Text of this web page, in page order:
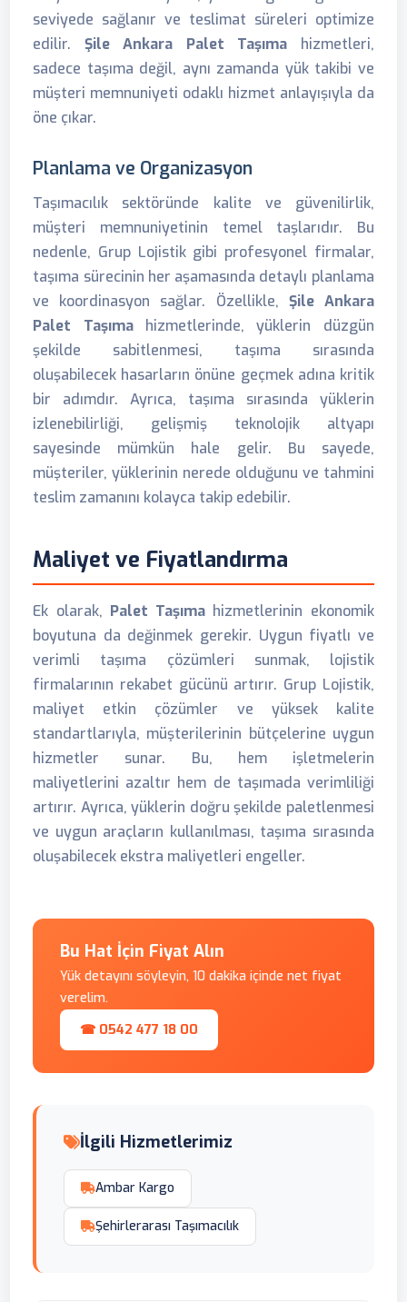
seviyede sağlanır ve teslimat süreleri optimize
edilir. Şile Ankara Palet Taşıma hizmetleri,
sadece taşıma değil, aynı zamanda yük takibi ve
müşteri memnuniyeti odaklı hizmet anlayışıyla da
öne çıkar.
Planlama ve Organizasyon
Taşımacılık sektöründe kalite ve güvenilirlik,
müşteri memnuniyetinin temel taşlarıdır. Bu
nedenle, Grup Lojistik gibi profesyonel firmalar,
taşıma sürecinin her aşamasında detaylı planlama
ve koordinasyon sağlar. Özellikle, Şile Ankara
Palet Taşımahizmetlerinde, yüklerin düzgün
şekilde sabitlenmesi, taşıma sırasında
oluşabilecek hasarların önüne geçmek adına kritik
bir adımdır. Ayrıca, taşıma sırasında yüklerin
izlenebilirliği, gelişmiş teknolojik altyapı
sayesinde mümkün hale gelir. Bu sayede,
müşteriler, yüklerinin nerede olduğunu ve tahmini
teslim zamanını kolayca takip edebilir.
Maliyet ve Fiyatlandırma
Ek olarak, Palet Taşıma hizmetlerinin ekonomik
boyutuna da değinmek gerekir. Uygun fiyatlı ve
verimli taşıma çözümleri sunmak, lojistik
firmalarının rekabet gücünü artırır. Grup Lojistik,
maliyet etkin çözümler ve yüksek kalite
standartlarıyla, müşterilerinin bütçelerine uygun
hizmetler sunar. Bu, hem işletmelerin
maliyetlerini azaltır hem de taşımada verimliliği
artırır. Ayrıca, yüklerin doğru şekilde paletlenmesi
ve uygun araçların kullanılması, taşıma sırasında
oluşabilecek ekstra maliyetleri engeller.
Bu Hat İçin Fiyat Alın
Yük detayını söyleyin, 10 dakika içinde net fiyat
verelim.
☎ 0542 477 18 00
İlgili Hizmetlerimiz
Ambar Kargo
Şehirlerarası Taşımacılık